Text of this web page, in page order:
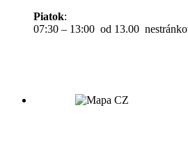
Piatok:
07:30 – 13:00 od 13.00